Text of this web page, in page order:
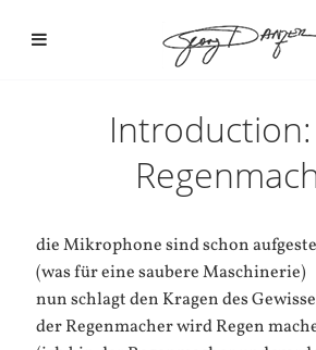
die Mikrophone sind schon
(was für eine saubere Maschinerie)
nun schlagt den Kragen des
der Regenmacher wird Regen